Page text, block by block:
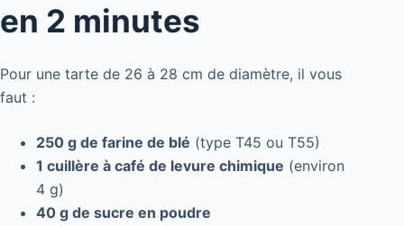
en 2 minutes
Pour une tarte de 26 à 28 cm de diamètre, il vous
faut :
250 g de farine de blé (type T45 ou T55)
1 cuillère à café de levure chimique (environ
4 g)
40 g de sucre en poudre